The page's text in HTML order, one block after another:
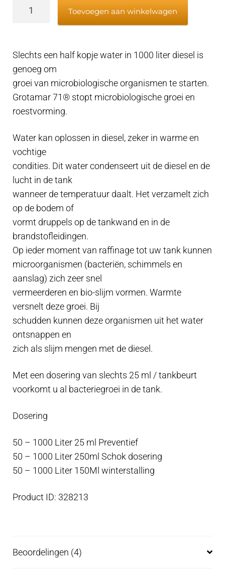
tot
wel
20m2
aantal
Toevoegen aan winkelwagen
Slechts een half kopje water in 1000 liter diesel is
genoeg om
groei van microbiologische organismen te starten.
Grotamar 71® stopt microbiologische groei en
roestvorming.
Water kan oplossen in diesel, zeker in warme en
vochtige
condities. Dit water condenseert uit de diesel en de
lucht in de tank
wanneer de temperatuur daalt. Het verzamelt zich
op de bodem of
vormt druppels op de tankwand en in de
brandstofleidingen.
Op ieder moment van raffinage tot uw tank kunnen
microorganismen (bacteriën, schimmels en
aanslag) zich zeer snel
vermeerderen en bio-slijm vormen. Warmte
versnelt deze groei. Bij
schudden kunnen deze organismen uit het water
ontsnappen en
zich als slijm mengen met de diesel.
Met een dosering van slechts 25 ml / tankbeurt
voorkomt u al bacteriegroei in de tank.
Dosering
50 – 1000 Liter 25 ml Preventief
50 – 1000 Liter 250ml Schok dosering
50 – 1000 Liter 150Ml winterstalling
Product ID: 328213
Beoordelingen (4)